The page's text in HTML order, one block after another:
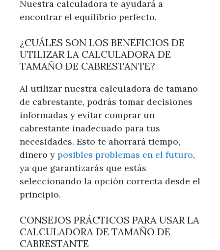
Nuestra calculadora te ayudará a
encontrar el equilibrio perfecto.
¿CUÁLES SON LOS BENEFICIOS DE
UTILIZAR LA CALCULADORA DE
TAMAÑO DE CABRESTANTE?
Al utilizar nuestra calculadora de tamaño
de cabrestante, podrás tomar decisiones
informadas y evitar comprar un
cabrestante inadecuado para tus
necesidades. Esto te ahorrará tiempo,
dinero y posibles problemas en el futuro,
ya que garantizarás que estás
seleccionando la opción correcta desde el
principio.
CONSEJOS PRÁCTICOS PARA USAR LA
CALCULADORA DE TAMAÑO DE
CABRESTANTE